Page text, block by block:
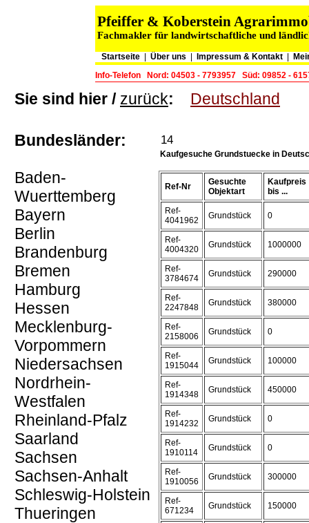
Pfeiffer & Koberstein
Fachmakler für landwirtschaftliche und
Startseite Über uns Impressum & Kontakt
Info-Telefon
Nord: 04503 - 7793957 Süd: 09852 -
Sie sind hier / zurück: Deutschland
Bundesländer:
Baden-
Wuerttemberg
Bayern
Berlin
Brandenburg
Bremen
Hamburg
Hessen
Mecklenburg-
Vorpommern
Niedersachsen
Nordrhein-
Westfalen
Rheinland-Pfalz
Saarland
Sachsen
Sachsen-Anhalt
Schleswig-Holstein
Thueringen
14
Kaufgesuche Grundstuecke in
Ref-Nr
Gesuchte
Objektart
Kaufpreis
bis ...
Ref-
4041962
Grundstück 0
Ref-
4004320
Grundstück 1000000
Ref-
3784674
Grundstück 290000
Ref-
2247848
Grundstück 380000
Ref-
2158006
Grundstück 0
Ref-
1915044
Grundstück 100000
Ref-
1914348
Grundstück 450000
Ref-
1914232
Grundstück 0
Ref-
1910114
Grundstück 0
Ref-
1910056
Grundstück 300000
Ref-
671234
Grundstück 150000